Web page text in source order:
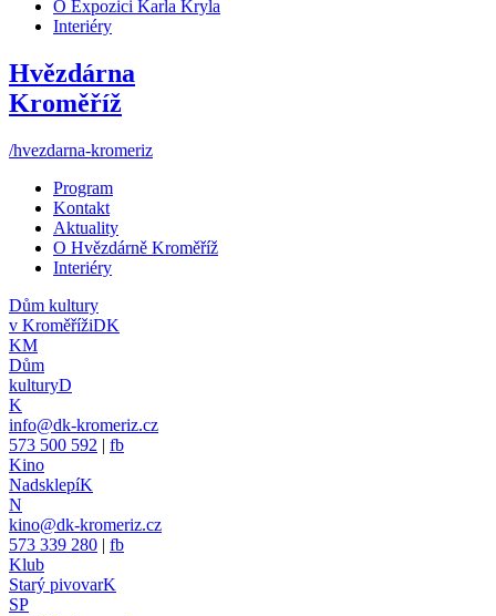
O Expozici Karla Kryla
Interiéry
Hvězdárna
Kroměříž
/hvezdarna-kromeriz
Program
Kontakt
Aktuality
O Hvězdárně Kroměříž
Interiéry
Dům kultury
v KroměřížiDK
KM
Dům
kulturyD
K
info@dk-kromeriz.cz
573 500 592 | fb
Kino
NadsklepíK
N
kino@dk-kromeriz.cz
573 339 280 | fb
Klub
Starý pivovarK
SP